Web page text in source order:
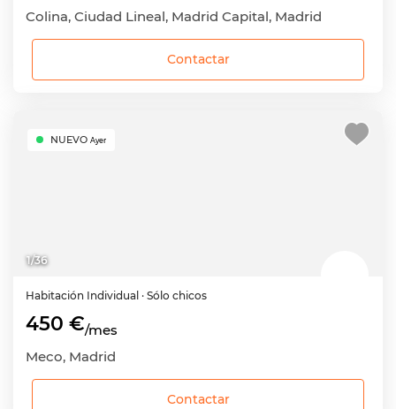
Colina, Ciudad Lineal, Madrid Capital, Madrid
Contactar
1/36
NUEVO Ayer
Habitación Individual · Sólo chicos
450 €/mes
Meco, Madrid
Contactar